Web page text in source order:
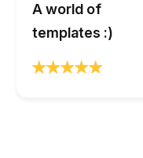
A world of
templates :)